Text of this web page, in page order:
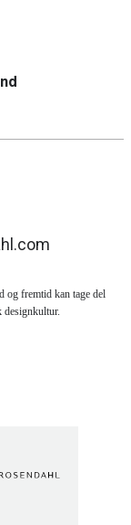
og fremtid kan tage del
designkultur.